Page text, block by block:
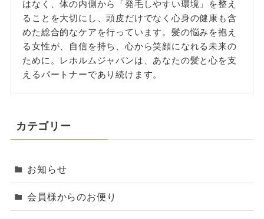
はなく、体の内側から「発毛しやすい環境」を整え
ることを大切にし、頭皮だけでなく心身の健康も含
めた総合的なケアを行っています。髪の悩みを抱え
る女性が、自信を持ち、心から笑顔になれる未来の
ために。レホルムジャパンは、あなたの髪と心を支
えるパートナーであり続けます。
カテゴリー
お知らせ
会員様からのお便り